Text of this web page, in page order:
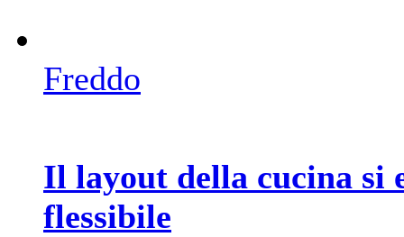
Freddo
Il layout della cucina si
flessibile